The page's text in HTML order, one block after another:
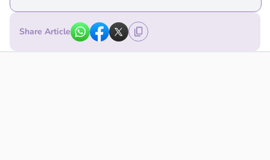
Share Article